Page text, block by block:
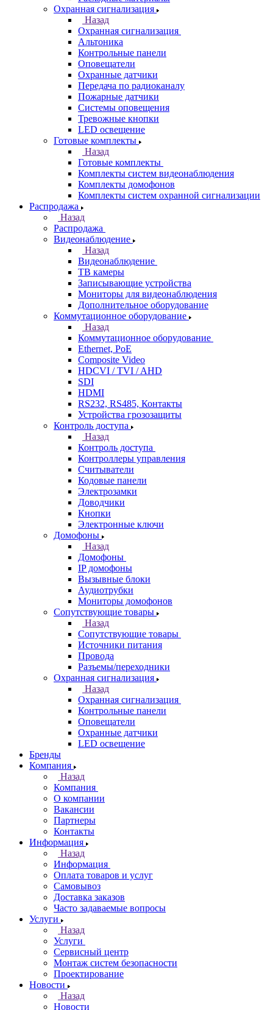
Охранная сигнализация
Назад
Охранная сигнализация
Альтоника
Контрольные панели
Оповещатели
Охранные датчики
Передача по радиоканалу
Пожарные датчики
Системы оповещения
Тревожные кнопки
LED освещение
Готовые комплекты
Назад
Готовые комплекты
Комплекты систем видеонаблюдения
Комплекты домофонов
Комплекты систем охранной сигнализации
Распродажа
Назад
Распродажа
Видеонаблюдение
Назад
Видеонаблюдение
ТВ камеры
Записывающие устройства
Мониторы для видеонаблюдения
Дополнительное оборудование
Коммутационное оборудование
Назад
Коммутационное оборудование
Ethernet, PoE
Composite Video
HDCVI / TVI / AHD
SDI
HDMI
RS232, RS485, Контакты
Устройства грозозащиты
Контроль доступа
Назад
Контроль доступа
Контроллеры управления
Считыватели
Кодовые панели
Электрозамки
Доводчики
Кнопки
Электронные ключи
Домофоны
Назад
Домофоны
IP домофоны
Вызывные блоки
Аудиотрубки
Мониторы домофонов
Сопутствующие товары
Назад
Сопутствующие товары
Источники питания
Провода
Разъемы/переходники
Охранная сигнализация
Назад
Охранная сигнализация
Контрольные панели
Оповещатели
Охранные датчики
LED освещение
Бренды
Компания
Назад
Компания
О компании
Вакансии
Партнеры
Контакты
Информация
Назад
Информация
Оплата товаров и услуг
Самовывоз
Доставка заказов
Часто задаваемые вопросы
Услуги
Назад
Услуги
Сервисный центр
Монтаж систем безопасности
Проектирование
Новости
Назад
Новости